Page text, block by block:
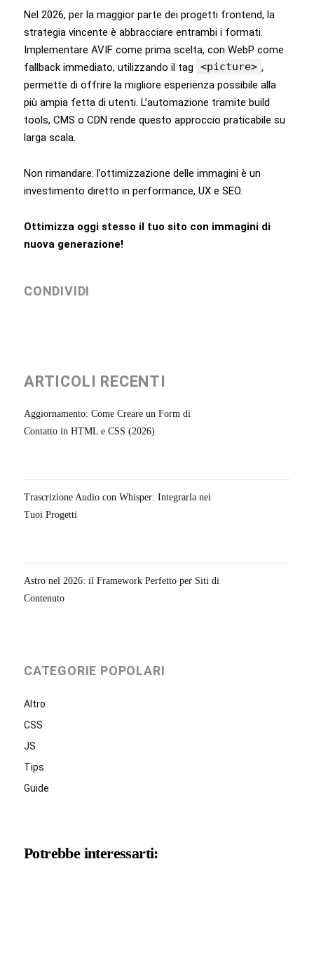
Nel 2026, per la maggior parte dei progetti frontend, la
strategia vincente è abbracciare entrambi i formati.
Implementare AVIF come prima scelta, con WebP come
fallback immediato, utilizzando il tag
<picture> ,
permette di offrire la migliore esperienza possibile alla
più ampia fetta di utenti. L’automazione tramite build
tools, CMS o CDN rende questo approccio praticabile su
larga scala.
Non rimandare: l’ottimizzazione delle immagini è un
investimento diretto in performance, UX e SEO.
Ottimizza oggi stesso il tuo sito con immagini di
nuova generazione!
CONDIVIDI
ARTICOLI RECENTI
Aggiornamento: Come Creare un Form di
Contatto in HTML e CSS (2026)
Trascrizione Audio con Whisper: Integrarla nei
Tuoi Progetti
Astro nel 2026: il Framework Perfetto per Siti di
Contenuto
CATEGORIE POPOLARI
Altro
CSS
JS
Tips
Guide
Potrebbe interessarti: